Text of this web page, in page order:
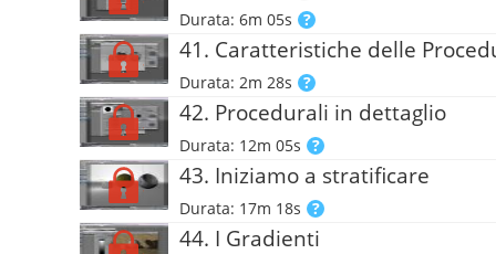
Durata: 6m 05s
41. Caratteristiche delle
Durata: 2m 28s
42. Procedurali in dettaglio
Durata: 12m 05s
43. Iniziamo a stratificare
Durata: 17m 18s
44. I Gradienti